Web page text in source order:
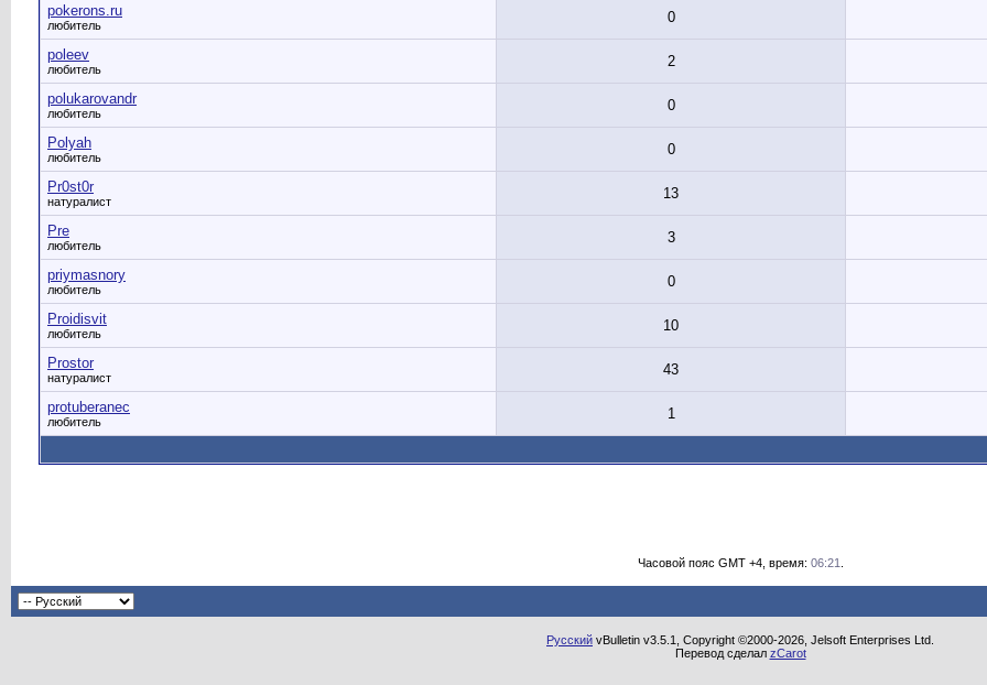
pokerons.ru
любитель 0
poleev
любитель 2
polukarovandr
любитель 0
Polyah
любитель 0
Pr0st0r
натуралист 13
Pre
любитель 3
priymasnory
любитель 0
Proidisvit
любитель 10
Prostor
натуралист 43
protuberanec
любитель 1
Часовой пояс GMT +4, время: 06:21
Русский vBulletin v3.5.1, Copyright ©2000-2026, Jelsoft Enterprises Ltd.
Перевод сделал zCarot